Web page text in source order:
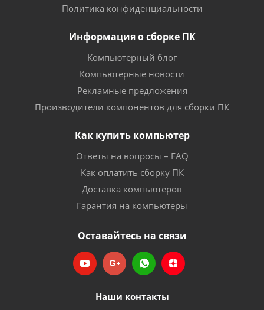
Политика конфиденциальности
Информация о сборке ПК
Компьютерный блог
Компьютерные новости
Рекламные предложения
Производители компонентов для сборки ПК
Как купить компьютер
Ответы на вопросы – FAQ
Как оплатить сборку ПК
Доставка компьютеров
Гарантия на компьютеры
Оставайтесь на связи
Наши контакты